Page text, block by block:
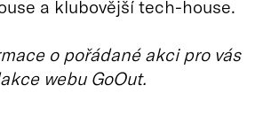
a klubovější tech-house.
o pořádané akci pro vás
webu GoOut.